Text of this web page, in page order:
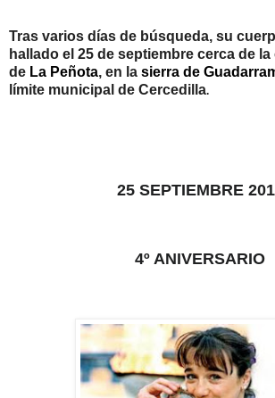
Tras varios días de búsqueda, su
hallado el 25 de septiembre cerca de
de La Peñota, en la sierra de
límite municipal de Cercedilla.
25 SEPTIEMBRE
4º ANIVERSARIO